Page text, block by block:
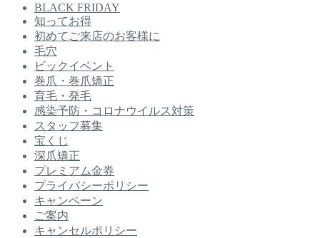
BLACK FRIDAY
知ってお得
初めてご来店のお客様に
毛穴
ビックイベント
巻爪・巻爪矯正
育毛・発毛
感染予防・コロナウイルス対策
スタッフ募集
宝くじ
深爪矯正
プレミアム金券
プライバシーポリシー
キャンペーン
ご案内
キャンセルポリシー